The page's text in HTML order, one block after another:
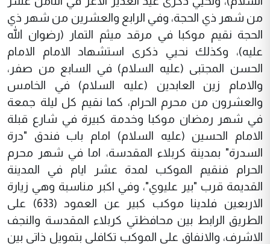
من شهر ذي الحجة، وفي الرابع والعشرين من شهر ذي
الحجة نقيم موكبا في مرقد ميثم التمار (رضوان الله
عليه)، وكذلك نحيي ذكرى استشهاد الامام الامام
الحسن المجتبى (عليه السلام) في السابع من صفر،
والامام زين العابدين (عليه السلام) في الخامس
والعشرون من محرم الحرام، كما نقيم كل ليلة جمعة
في شهر رمضان موكبا وخدمة كبيرة في شارع قبلة
الامام الحسين (عليه السلام) امام باب فندق "درة
السدرة" بمدينة كربلاء المقدسة، اما في شهر محرم
الحرام فنقيم الموكب لمدة عشر ايام في المدينة
القديمة قرب "بير عليوي"، وفي اكبر مناسبة وهي زيارة
الاربعين فلدينا موكب كبير عن العمود (633) على
الطريق الرابط بين محافظتي كربلاء المقدسة والنجف
الاشرف، والانفاق على الموكب تكافلي بتمويل ذاتي بين